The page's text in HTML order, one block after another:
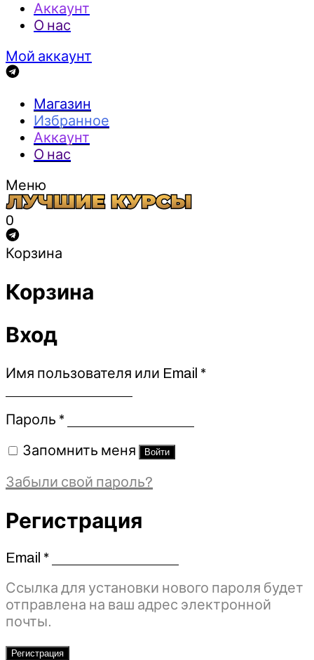
Аккаунт
О нас
Мой аккаунт
Магазин
Избранное
Аккаунт
О нас
Меню
0
Корзина
Корзина
Вход
Имя пользователя или Email *Обязательно
Пароль *Обязательно
Запомнить меня Войти
Забыли свой пароль?
Регистрация
Email *Обязательно
Ссылка для установки нового пароля будет
отправлена ​​на ваш адрес электронной
почты.
Регистрация